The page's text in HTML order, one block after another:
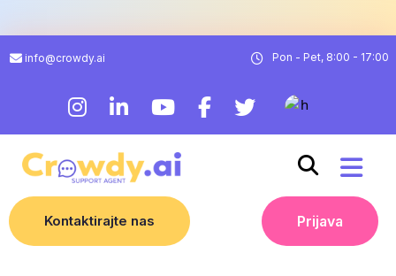
info@crowdy.ai Pon - Pet, 8:00 - 17:00
Kontaktirajte nas Prijava